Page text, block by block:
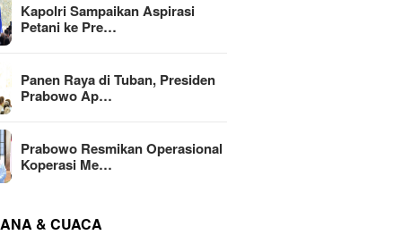
Kapolri Sampaikan Aspirasi
Petani ke Pre…
Panen Raya di Tuban, Presiden
Prabowo Ap…
Prabowo Resmikan Operasional
Koperasi Me…
& CUACA